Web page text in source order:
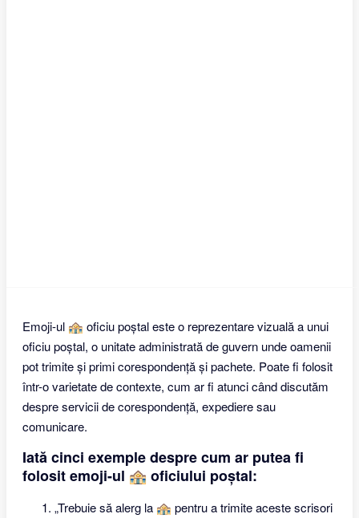
Emoji-ul 🏤 oficiu poștal este o reprezentare vizuală a unui
oficiu poștal, o unitate administrată de guvern unde oamenii
pot trimite și primi corespondență și pachete. Poate fi folosit
într-o varietate de contexte, cum ar fi atunci când discutăm
despre servicii de corespondență, expediere sau
comunicare.
Iată cinci exemple despre cum ar putea fi
folosit emoji-ul 🏤 oficiului poștal:
„Trebuie să alerg la 🏤 pentru a trimite aceste scrisori